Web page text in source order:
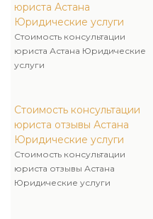
юриста Астана
Юридические услуги
Стоимость консультации
юриста Астана Юридические
услуги
Стоимость консультации
юриста отзывы Астана
Юридические услуги
Стоимость консультации
юриста отзывы Астана
Юридические услуги